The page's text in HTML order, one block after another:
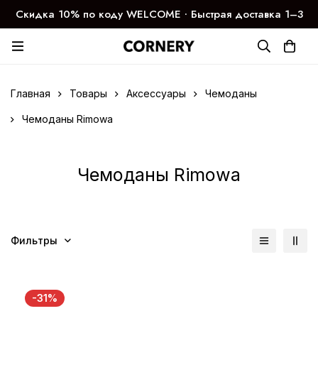
Скидка 10% по коду WELCOME ∙ Быстрая доставка 1–3
дня
Главная Товары Аксессуары Чемоданы
Чемоданы Rimowa
Чемоданы Rimowa
Фильтры
-31%